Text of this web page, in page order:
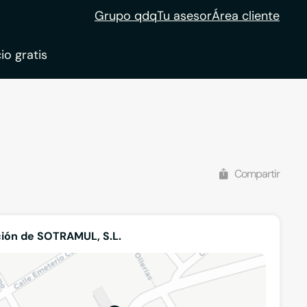
Grupo qdqTu asesorÁrea cliente
gratis
Compartir
de SOTRAMUL, S.L.